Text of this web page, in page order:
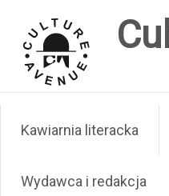
content
Kawiarnia literacka
Wydawca i redakcja